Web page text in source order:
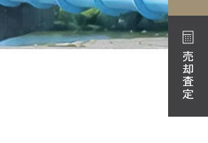
売却査定